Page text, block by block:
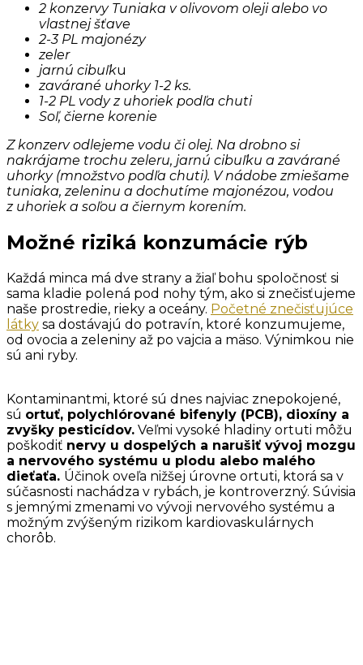
2 konzervy Tuniaka v olivovom oleji alebo vo
vlastnej šťave
2-3 PL majonézy
zeler
jarnú cibuľku
zavárané uhorky 1-2 ks.
1-2 PL vody z uhoriek podľa chuti
Soľ, čierne korenie
Z konzerv odlejeme vodu či olej. Na drobno si
nakrájame trochu zeleru, jarnú cibuľku a zavárané
uhorky (množstvo podľa chuti). V nádobe zmiešame
tuniaka, zeleninu a dochutíme majonézou, vodou
z uhoriek a soľou a čiernym korením.
Možné riziká konzumácie rýb
Každá minca má dve strany a žiaľ bohu spoločnosť si
sama kladie polená pod nohy tým, ako si znečisťujeme
naše prostredie, rieky a oceány. Početné znečisťujúce
látky sa dostávajú do potravín, ktoré konzumujeme,
od ovocia a zeleniny až po vajcia a mäso. Výnimkou nie
sú ani ryby.
Kontaminantmi, ktoré sú dnes najviac znepokojené,
sú ortuť, polychlórované bifenyly (PCB), dioxíny a
zvyšky pesticídov. Veľmi vysoké hladiny ortuti môžu
poškodiť nervy u dospelých a narušiť vývoj mozgu
a nervového systému u plodu alebo malého
dieťaťa. Účinok oveľa nižšej úrovne ortuti, ktorá sa v
súčasnosti nachádza v rybách, je kontroverzný. Súvisia
s jemnými zmenami vo vývoji nervového systému a
možným zvýšeným rizikom kardiovaskulárnych
chorôb.